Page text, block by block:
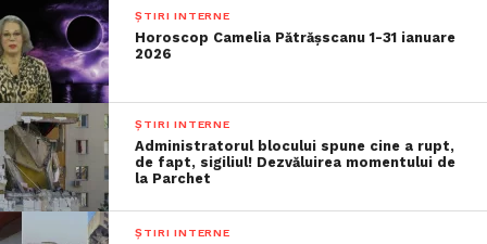
ȘTIRI INTERNE
Horoscop Camelia Pătrășscanu 1-31 ianuare
2026
ȘTIRI INTERNE
Administratorul blocului spune cine a rupt,
de fapt, sigiliul! Dezvăluirea momentului de
la Parchet
ȘTIRI INTERNE